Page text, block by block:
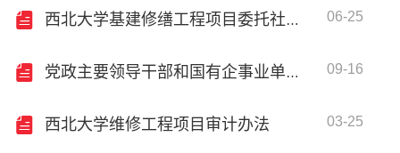
西北大学基建修缮工程项目委托社会中介机构审计管理办法 06-25
党政主要领导干部和国有企事业单位主要领导人员经济责任审计规定 09-16
西北大学维修工程项目审计办法 03-25